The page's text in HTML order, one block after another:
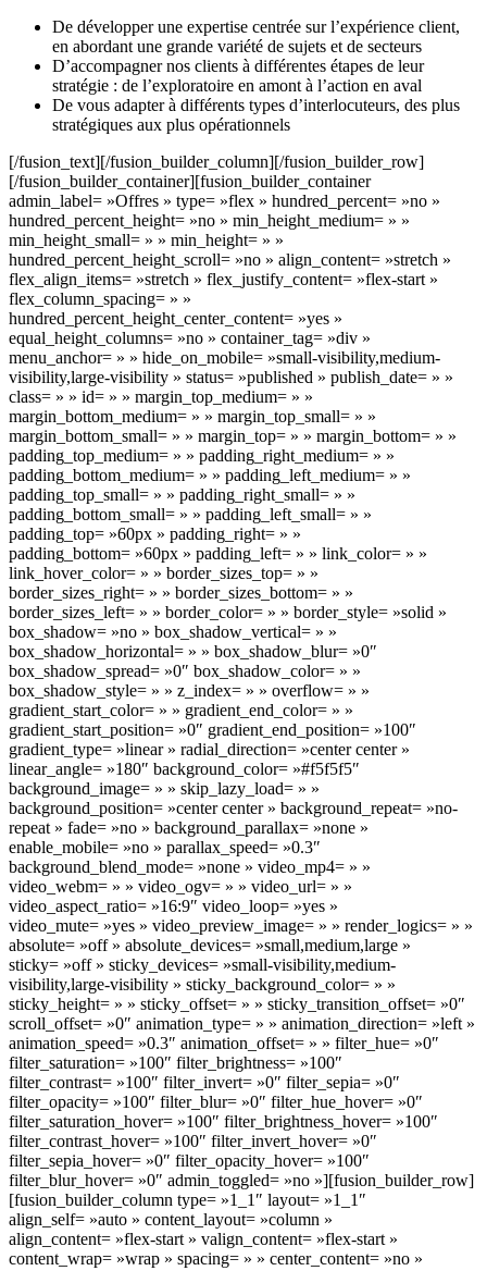
De développer une expertise centrée sur l’expérience client,
en abordant une grande variété de sujets et de secteurs
D’accompagner nos clients à différentes étapes de leur
stratégie : de l’exploratoire en amont à l’action en aval
De vous adapter à différents types d’interlocuteurs, des plus
stratégiques aux plus opérationnels
[/fusion_text][/fusion_builder_column][/fusion_builder_row]
[/fusion_builder_container][fusion_builder_container
admin_label= »Offres » type= »flex » hundred_percent= »no »
hundred_percent_height= »no » min_height_medium= » »
min_height_small= » » min_height= » »
hundred_percent_height_scroll= »no » align_content= »stretch »
flex_align_items= »stretch » flex_justify_content= »flex-start »
flex_column_spacing= » »
hundred_percent_height_center_content= »yes »
equal_height_columns= »no » container_tag= »div »
menu_anchor= » » hide_on_mobile= »small-visibility,medium-
visibility,large-visibility » status= »published » publish_date= » »
class= » » id= » » margin_top_medium= » »
margin_bottom_medium= » » margin_top_small= » »
margin_bottom_small= » » margin_top= » » margin_bottom= » »
padding_top_medium= » » padding_right_medium= » »
padding_bottom_medium= » » padding_left_medium= » »
padding_top_small= » » padding_right_small= » »
padding_bottom_small= » » padding_left_small= » »
padding_top= »60px » padding_right= » »
padding_bottom= »60px » padding_left= » » link_color= » »
link_hover_color= » » border_sizes_top= » »
border_sizes_right= » » border_sizes_bottom= » »
border_sizes_left= » » border_color= » » border_style= »solid »
box_shadow= »no » box_shadow_vertical= » »
box_shadow_horizontal= » » box_shadow_blur= »0″
box_shadow_spread= »0″ box_shadow_color= » »
box_shadow_style= » » z_index= » » overflow= » »
gradient_start_color= » » gradient_end_color= » »
gradient_start_position= »0″ gradient_end_position= »100″
gradient_type= »linear » radial_direction= »center center »
linear_angle= »180″ background_color= »#f5f5f5″
background_image= » » skip_lazy_load= » »
background_position= »center center » background_repeat= »no-
repeat » fade= »no » background_parallax= »none »
enable_mobile= »no » parallax_speed= »0.3″
background_blend_mode= »none » video_mp4= » »
video_webm= » » video_ogv= » » video_url= » »
video_aspect_ratio= »16:9″ video_loop= »yes »
video_mute= »yes » video_preview_image= » » render_logics= » »
absolute= »off » absolute_devices= »small,medium,large »
sticky= »off » sticky_devices= »small-visibility,medium-
visibility,large-visibility » sticky_background_color= » »
sticky_height= » » sticky_offset= » » sticky_transition_offset= »0″
scroll_offset= »0″ animation_type= » » animation_direction= »left »
animation_speed= »0.3″ animation_offset= » » filter_hue= »0″
filter_saturation= »100″ filter_brightness= »100″
filter_contrast= »100″ filter_invert= »0″ filter_sepia= »0″
filter_opacity= »100″ filter_blur= »0″ filter_hue_hover= »0″
filter_saturation_hover= »100″ filter_brightness_hover= »100″
filter_contrast_hover= »100″ filter_invert_hover= »0″
filter_sepia_hover= »0″ filter_opacity_hover= »100″
filter_blur_hover= »0″ admin_toggled= »no »][fusion_builder_row]
[fusion_builder_column type= »1_1″ layout= »1_1″
align_self= »auto » content_layout= »column »
align_content= »flex-start » valign_content= »flex-start »
content_wrap= »wrap » spacing= » » center_content= »no »